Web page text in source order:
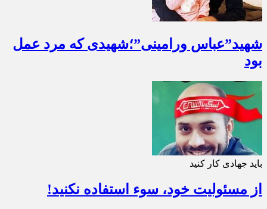
شهید”عباس ورامینی”؛شهیدی که مرد عمل
بود
باید جهادی کار کنید
از مسئولیت خود، سوء استفاده نکنید!